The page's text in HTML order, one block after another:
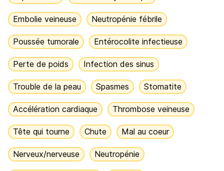
Embolie veineuse Neutropénie fébrile
Poussée tumorale Entérocolite infectieuse
Perte de poids Infection des sinus
Trouble de la peau Spasmes Stomatite
Accélération cardiaque Thrombose veineuse
Tête qui tourne Chute Mal au coeur
Nerveux/nerveuse Neutropénie